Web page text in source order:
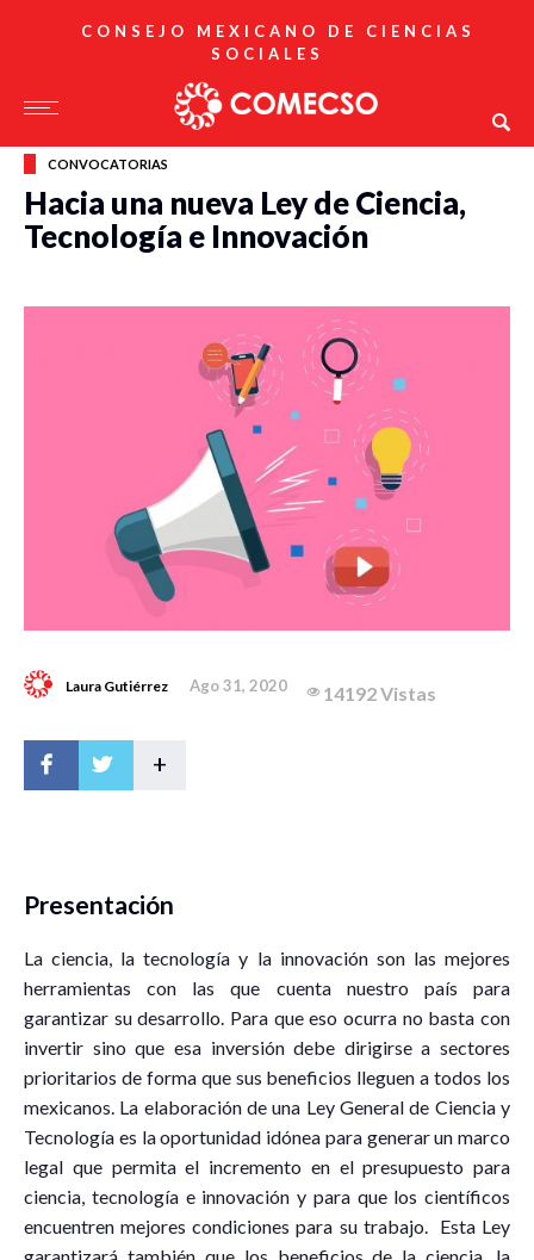
CONSEJO MEXICANO DE CIENCIAS
SOCIALES
CONVOCATORIAS
Hacia una nueva Ley de Ciencia,
Tecnología e Innovación
Laura Gutiérrez Ago 31, 2020 14192 Vistas
+
Presentación
La ciencia, la tecnología y la innovación son las mejores
herramientas con las que cuenta nuestro país para
garantizar su desarrollo. Para que eso ocurra no basta con
invertir sino que esa inversión debe dirigirse a sectores
prioritarios de forma que sus beneficios lleguen a todos los
mexicanos. La elaboración de una Ley General de Ciencia y
Tecnología es la oportunidad idónea para generar un marco
legal que permita el incremento en el presupuesto para
ciencia, tecnología e innovación y para que los científicos
encuentren mejores condiciones para su trabajo. Esta Ley